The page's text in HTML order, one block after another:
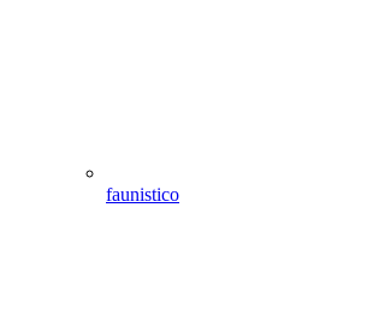
faunistico